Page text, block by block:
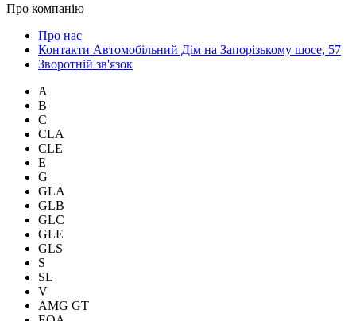
Про компанію
Про нас
Контакти Автомобільний Дім на Запорізькому шосе, 57
Зворотній зв'язок
A
B
C
CLA
CLE
E
G
GLA
GLB
GLC
GLE
GLS
S
SL
V
AMG GT